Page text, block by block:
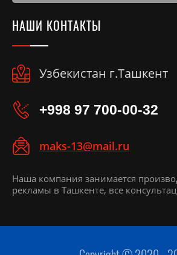
НАШИ КОНТАКТЫ
Узбекистан г.Ташкент
+998 97 700-00-32
maks-13@mail.ru
Наша компания занимается
рекламы в Ташкенте, все